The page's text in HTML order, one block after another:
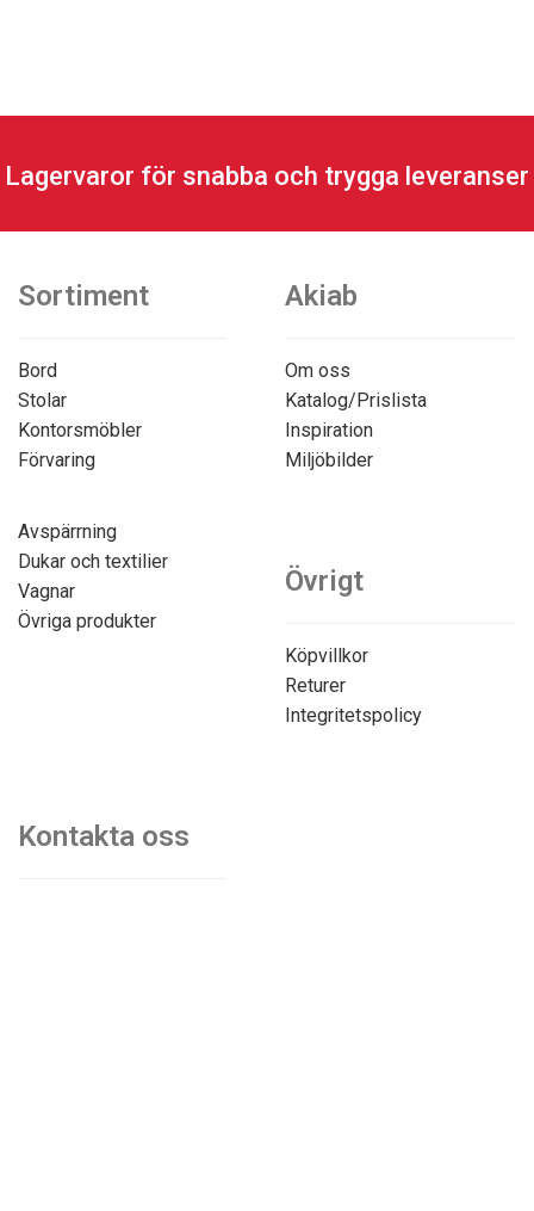
Lagervaror för snabba och trygga leveranser
Sortiment
Bord
Stolar
Kontorsmöbler
Förvaring
Avspärrning
Dukar och textilier
Vagnar
Övriga produkter
Akiab
Om oss
Katalog/Prislista
Inspiration
Miljöbilder
Övrigt
Köpvillkor
Returer
Integritetspolicy
Kontakta oss